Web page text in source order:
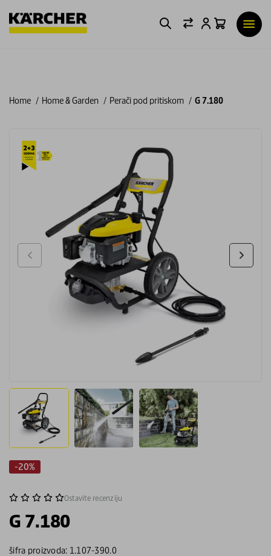
Home Home & Garden Perači pod pritiskom G 7.180
-20%
Ostavite recenziju
G 7.180
šifra proizvoda: 1.107-390.0